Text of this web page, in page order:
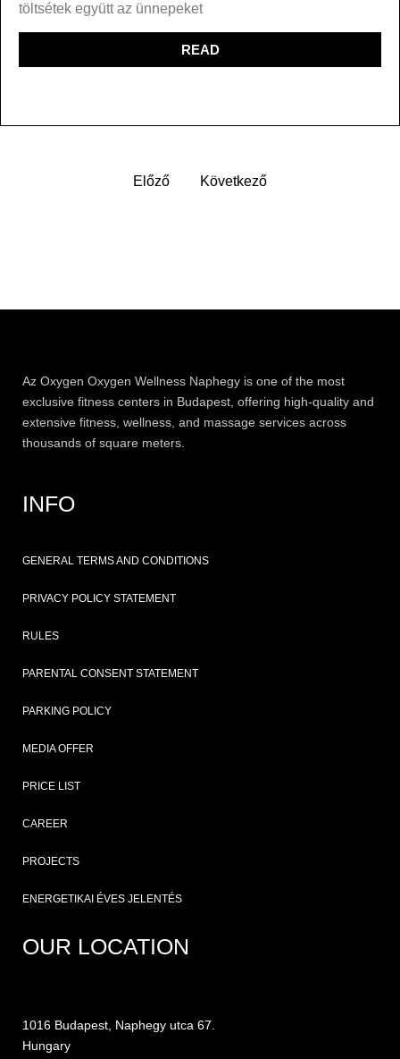
töltsétek együtt az ünnepeket
READ
Előző Következő
Az Oxygen Oxygen Wellness Naphegy is one of the most
exclusive fitness centers in Budapest, offering high-quality and
extensive fitness , wellness, and massage services across
thousands of square meters.
INFO
GENERAL TERMS AND CONDITIONS
PRIVACY POLICY STATEMENT
RULES
PARENTAL CONSENT STATEMENT
PARKING POLICY
MEDIA OFFER
PRICE LIST
CAREER
PROJECTS
ENERGETIKAI ÉVES JELENTÉS
OUR LOCATION
1016 Budapest, Naphegy utca 67.
Hungary